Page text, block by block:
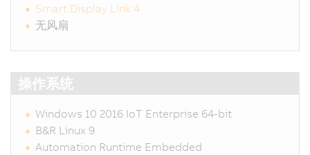
Smart Display Link 4
无风扇
操作系统
Windows 10 2016 IoT Enterprise 64-bit
B&R Linux 9
Automation Runtime Embedded